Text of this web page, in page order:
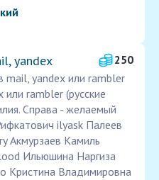
yandex
250
mail, yandex или rambler
rambler (русские
Справа - желаемый
ilyask Палеев
Акмурзаев Камиль
Ильюшина Наргиза
Кристина Владимировна